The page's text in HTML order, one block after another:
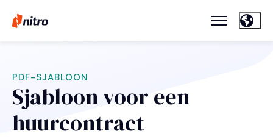
PDF-SJABLOON
Sjabloon voor een
huurcontract